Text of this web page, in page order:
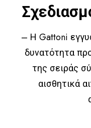
– Η Gattoni
δυνατότητα
της σειράς
αισθητικά